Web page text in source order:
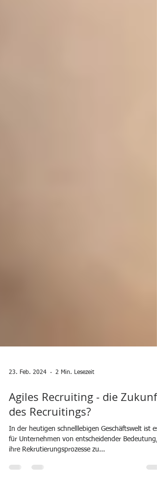
23. Feb. 2024 2 Min. Lesezeit
Agiles Recruiting - die Zukunft
des Recruitings?
für Unternehmen von entscheidender Bedeutung,